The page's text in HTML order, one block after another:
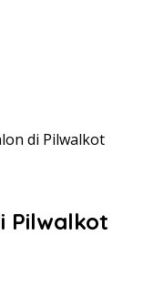
di Pilwalkot
Pilwalkot